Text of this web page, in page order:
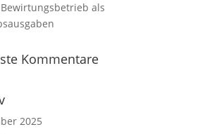
als
Kommentare
2025